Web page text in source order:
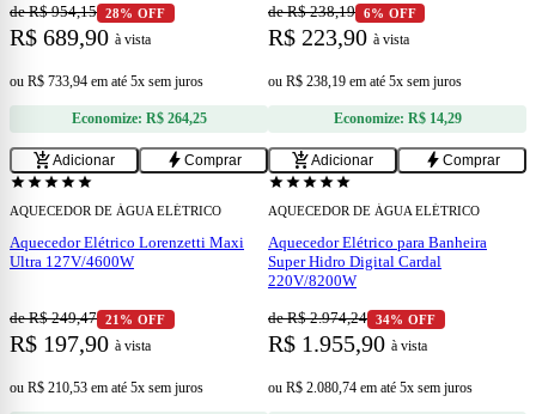
de R$ 954,15 28% OFF
R$ 689,90 à vista
ou R$ 733,94 em até 5x sem juros
Economize: R$ 264,25
add_shopping_cartAdicionar bolt Comprar
de R$ 238,19 6% OFF
R$ 223,90 à vista
ou R$ 238,19 em até 5x sem juros
Economize: R$ 14,29
add_shopping_cartAdicionar bolt Comprar
starstarstarstarstar
AQUECEDOR DE ÁGUA ELÉTRICO
Aquecedor Elétrico Lorenzetti Maxi
Ultra 127V/4600W
de R$ 249,47 21% OFF
R$ 197,90 à vista
ou R$ 210,53 em até 5x sem juros
starstarstarstarstar
AQUECEDOR DE ÁGUA ELÉTRICO
Aquecedor Elétrico para Banheira
Super Hidro Digital Cardal
220V/8200W
de R$ 2.974,24 34% OFF
R$ 1.955,90 à vista
ou R$ 2.080,74 em até 5x sem juros